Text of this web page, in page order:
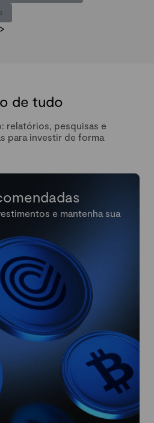
de tudo
relatórios, pesquisas e
para investir de forma
e mantenha sua